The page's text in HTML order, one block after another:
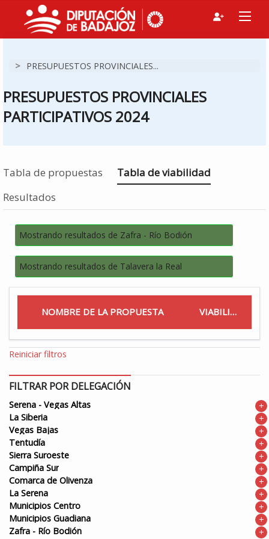
> PRESUPUESTOS PROVINCIALES...
PRESUPUESTOS PROVINCIALES
PARTICIPATIVOS 2024
Tabla de propuestas Estás en
Tabla de viabilidad
Resultados
Mostrando resultados de Zafra - Río Bodión
Mostrando resultados de Talavera la Real
NOMBRE DE LA PROPUESTA VIABILIDAD
Reiniciar filtros
FILTRAR POR DELEGACIÓN